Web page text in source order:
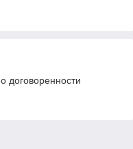
договоренности